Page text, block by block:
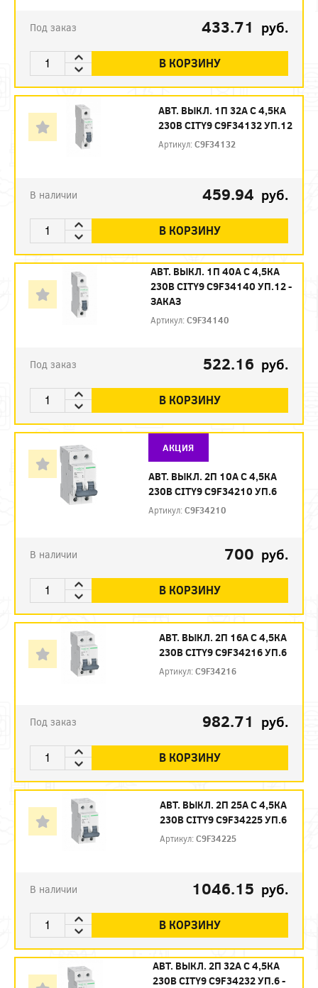
Под заказ 433.71 руб.
В КОРЗИНУ
АВТ. ВЫКЛ. 1П 32А С 4,5КА
230В CITY9 C9F34132 УП.12
Артикул:C9F34132
В наличии 459.94 руб.
В КОРЗИНУ
АВТ. ВЫКЛ. 1П 40А С 4,5КА
230В CITY9 C9F34140 УП.12 -
ЗАКАЗ
Артикул:C9F34140
Под заказ 522.16 руб.
В КОРЗИНУ
АКЦИЯ
АВТ. ВЫКЛ. 2П 10А С 4,5КА
230В CITY9 C9F34210 УП.6
Артикул:C9F34210
В наличии 700 руб.
В КОРЗИНУ
АВТ. ВЫКЛ. 2П 16А С 4,5КА
230В CITY9 C9F34216 УП.6
Артикул:C9F34216
Под заказ 982.71 руб.
В КОРЗИНУ
АВТ. ВЫКЛ. 2П 25А С 4,5КА
230В CITY9 C9F34225 УП.6
Артикул:C9F34225
В наличии 1046.15 руб.
В КОРЗИНУ
АВТ. ВЫКЛ. 2П 32А С 4,5КА
230В CITY9 C9F34232 УП.6 -